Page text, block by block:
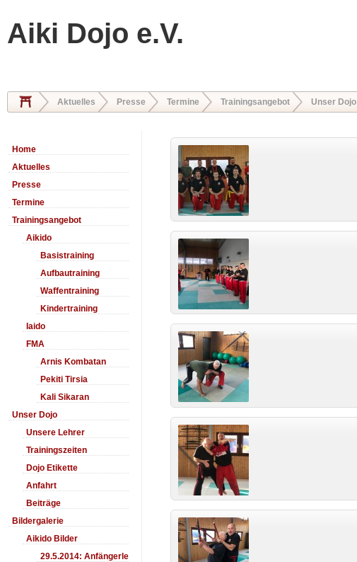
Aiki Dojo e.V.
Aktuelles Presse Termine Trainingsangebot Unser Dojo
Home
Aktuelles
Presse
Termine
Trainingsangebot
Aikido
Basistraining
Aufbautraining
Waffentraining
Kindertraining
Iaido
FMA
Arnis Kombatan
Pekiti Tirsia
Kali Sikaran
Unser Dojo
Unsere Lehrer
Trainingszeiten
Dojo Etikette
Anfahrt
Beiträge
Bildergalerie
Aikido Bilder
29.5.2014: Anfängerlehrgang Aiki-Ken